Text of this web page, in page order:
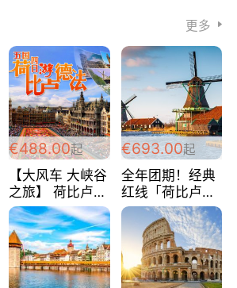
更多
€488.00起
【大风车 大峡谷
之旅】 荷比卢德
法 巴黎上下 经
典五国四日游
488欧/人
€693.00起
全年团期！经典
红线「荷比卢德
法」七天循环 五
国 仅售99欧/人/
天！巴黎上下！
包拼房~